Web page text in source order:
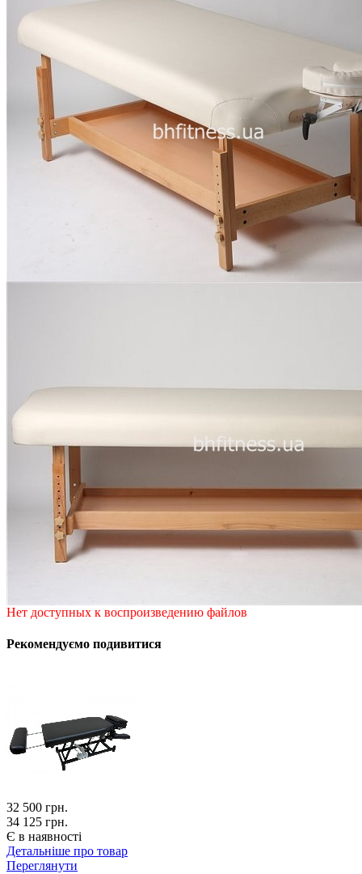
Нет доступных к воспроизведению файлов
Рекомендуємо подивитися
32 500 грн.
34 125 грн.
Є в наявності
Детальніше про товар
Переглянути